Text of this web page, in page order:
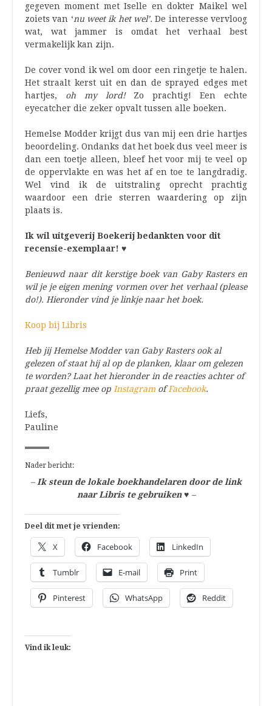
gegeven moment met Iselle en dokter Maikel wel
zoiets van ‘nu weet ik het wel’.De interesse vervloog
wat, wat jammer is omdat het verhaal best
vermakelijk kan zijn.
De cover vond ik wel om door een ringetje te halen.
Het straalt kerst uit en dan de sprayed edges met
hartjes, oh my lord!Zo prachtig! Een echte
eyecatcher die zeker opvalt tussen alle boeken.
Hemelse Modder krijgt dus van mij een drie hartjes
beoordeling. Ondanks dat het boek dus veel meer is
dan een toetje alleen, bleef het voor mij te veel op
de oppervlakte en was het af en toe te langdradig.
Wel vind ik de uitstraling oprecht prachtig
waardoor een drie sterren waardering op zijn
plaats is.
Ik wil uitgeverij Boekerij bedankten voor dit
recensie-exemplaar! ♥
Benieuwd naar dit kerstige boek van Gaby Rasters en
wil je je eigen mening vormen over het verhaal (please
do!). Hieronder vind je linkje naar het boek.
Koop bij Libris
Heb jij Hemelse Modder van Gaby Rasters ook al
gelezen of staat hij al op de planken, klaar om gelezen
te worden? Laat het hieronder in de reacties achter of
praat gezellig mee op Instagram ofFacebook.
Liefs,
Pauline
Nader bericht:
– Ik steun de lokale boekhandelaren door de link
naar Libris te gebruiken ♥ –
Deel dit met je vrienden:
X Facebook LinkedIn
Tumblr E-mail Print
Pinterest WhatsApp Reddit
Vind ik leuk: